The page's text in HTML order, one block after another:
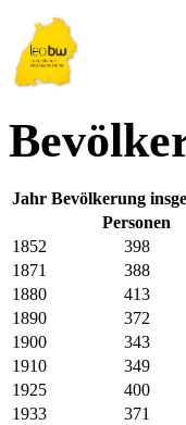
Jahr Bevölkerung
Personen
1852
398
1871
388
1880
413
1890
372
1900
343
1910
349
1925
400
1933
371